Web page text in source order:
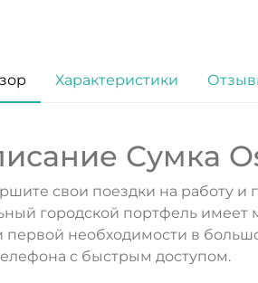
Характеристики
Сумка
свои поездки на работу
городской портфель
первой необходимости в
с быстрым доступом.